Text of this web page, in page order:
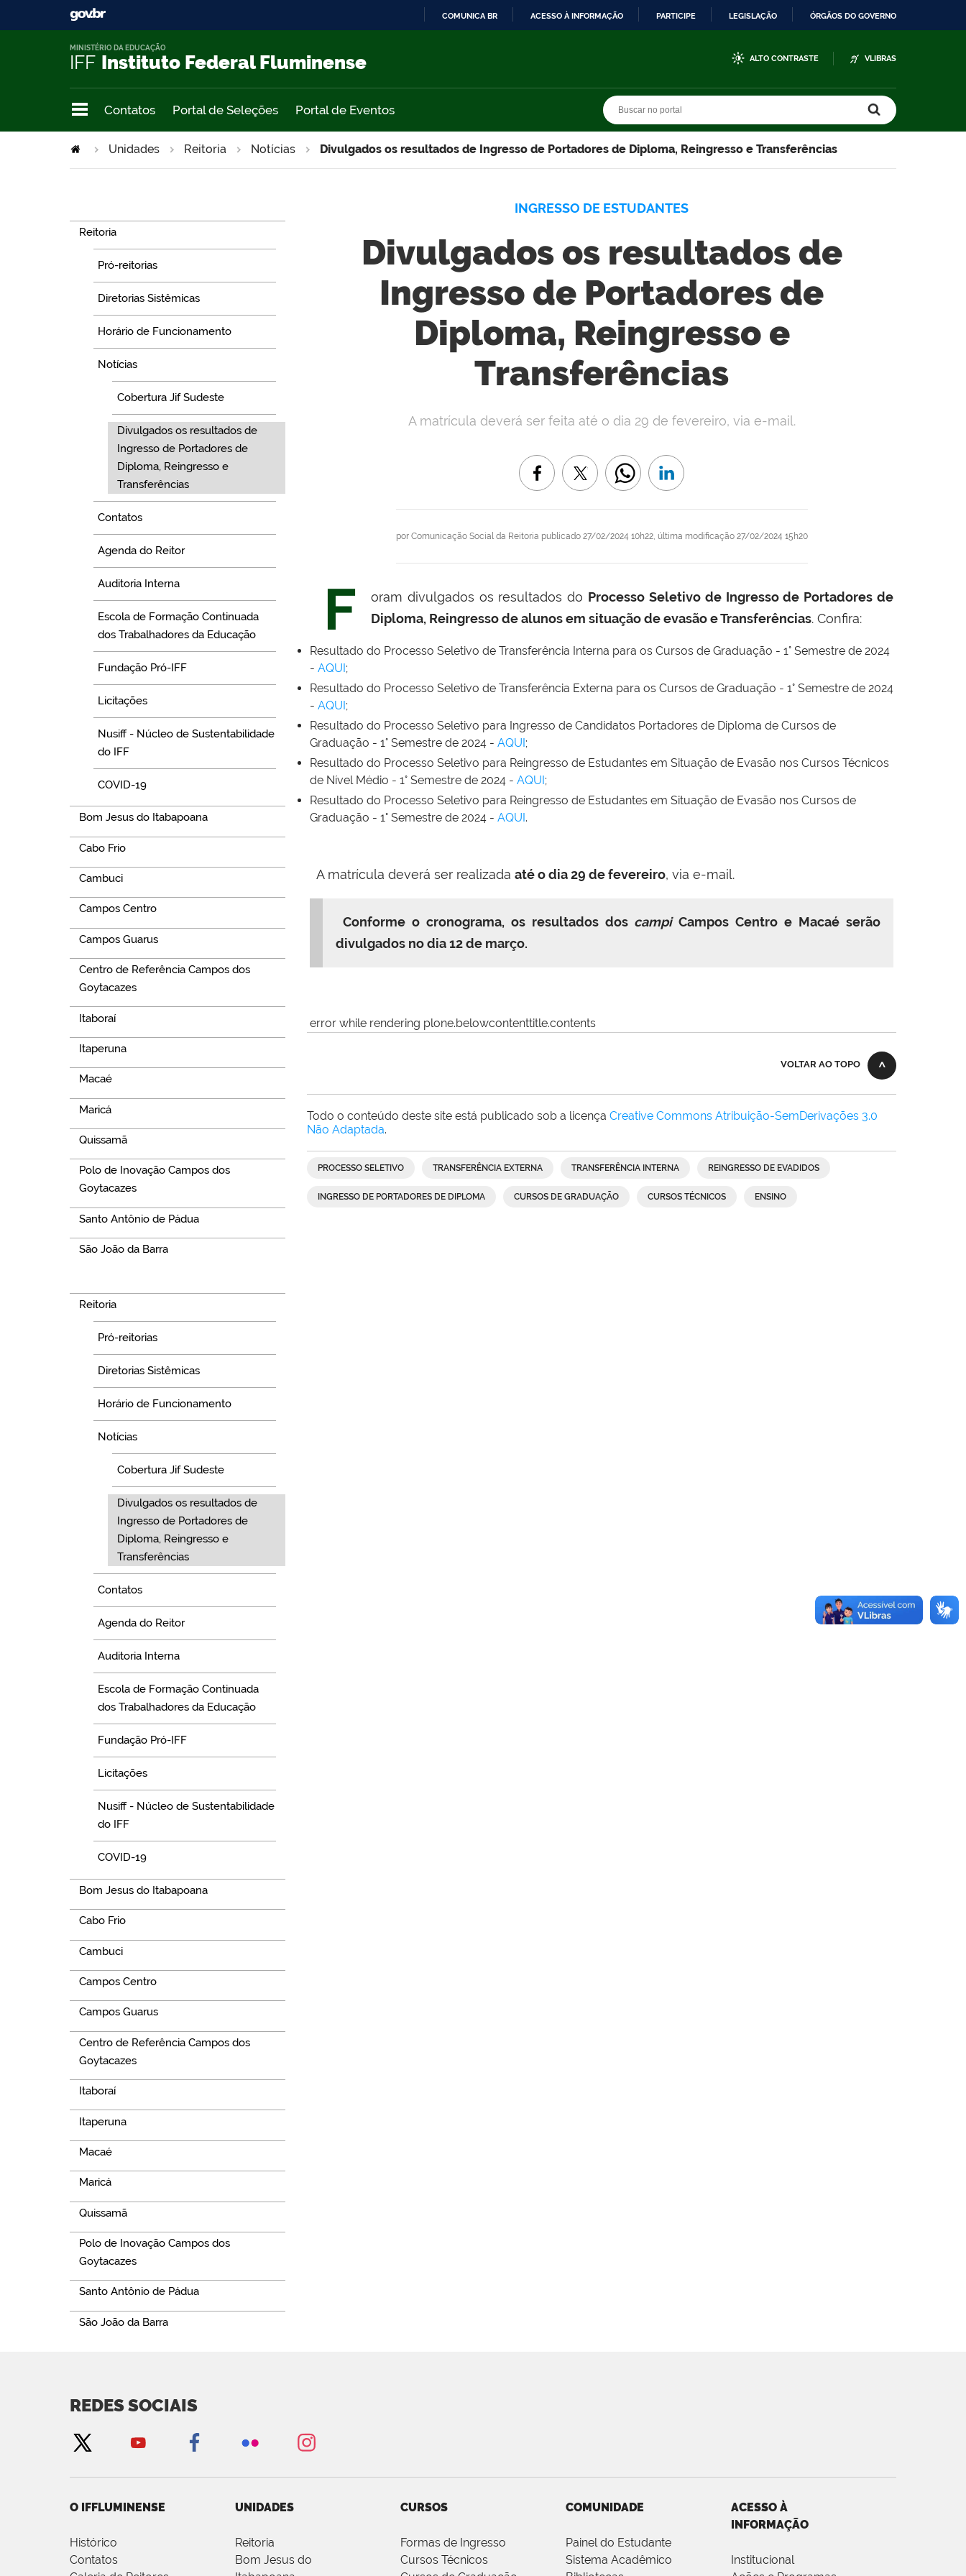
COMUNICA BR ACESSO À INFORMAÇÃO PARTICIPE LEGISLAÇÃO ÓRGÃOS DO GOVERNO
IFF Instituto Federal Fluminense
MINISTÉRIO DA EDUCAÇÃO
ALTO CONTRASTE VLIBRAS
Contatos Portal de Seleções Portal de Eventos
Unidades Reitoria Notícias Divulgados os resultados de Ingresso de Portadores de Diploma, Reingresso e Transferências
Reitoria
Pró-reitorias
Diretorias Sistêmicas
Horário de Funcionamento
Notícias
Cobertura Jif Sudeste
Divulgados os resultados de
Ingresso de Portadores de
Diploma, Reingresso e
Transferências
Contatos
Agenda do Reitor
Auditoria Interna
Escola de Formação Continuada
dos Trabalhadores da Educação
Fundação Pró-IFF
Licitações
Nusiff - Núcleo de Sustentabilidade
do IFF
COVID-19
Bom Jesus do Itabapoana
Cabo Frio
Cambuci
Campos Centro
Campos Guarus
Centro de Referência Campos dos
Goytacazes
Itaboraí
Itaperuna
Macaé
Maricá
Quissamã
Polo de Inovação Campos dos
Goytacazes
Santo Antônio de Pádua
São João da Barra
Reitoria
Pró-reitorias
Diretorias Sistêmicas
Horário de Funcionamento
Notícias
Cobertura Jif Sudeste
Divulgados os resultados de
Ingresso de Portadores de
Diploma, Reingresso e
Transferências
Contatos
Agenda do Reitor
Auditoria Interna
Escola de Formação Continuada
dos Trabalhadores da Educação
Fundação Pró-IFF
Licitações
Nusiff - Núcleo de Sustentabilidade
do IFF
COVID-19
Bom Jesus do Itabapoana
Cabo Frio
Cambuci
Campos Centro
Campos Guarus
Centro de Referência Campos dos
Goytacazes
Itaboraí
Itaperuna
Macaé
Maricá
Quissamã
Polo de Inovação Campos dos
Goytacazes
Santo Antônio de Pádua
São João da Barra
INGRESSO DE ESTUDANTES
Divulgados os resultados de
Ingresso de Portadores de
Diploma, Reingresso e
Transferências
por Comunicação Social da Reitoria publicado27/02/2024 10h22, última modificação27/02/2024 15h20
A matrícula deverá ser feita até o dia 29 de fevereiro, via e-mail.
F oram divulgados os resultados do Processo Seletivo de Ingresso de Portadores de
Diploma, Reingresso de alunos em situação de evasão e Transferências. Confira:
Resultado do Processo Seletivo de Transferência Interna para os Cursos de Graduação - 1° Semestre de 2024
- AQUI ;
Resultado do Processo Seletivo de Transferência Externa para os Cursos de Graduação - 1° Semestre de 2024
- AQUI ;
Resultado do Processo Seletivo para Ingresso de Candidatos Portadores de Diploma de Cursos de
Graduação - 1° Semestre de 2024 - AQUI ;
Resultado do Processo Seletivo para Reingresso de Estudantes em Situação de Evasão nos Cursos Técnicos
de Nível Médio - 1° Semestre de 2024 - AQUI ;
Resultado do Processo Seletivo para Reingresso de Estudantes em Situação de Evasão nos Cursos de
Graduação - 1° Semestre de 2024 - AQUI .
A matrícula deverá ser realizada até o dia 29 de fevereiro, via e-mail.
Conforme o cronograma, os resultados dos campiCampos Centro e Macaé serão
divulgados no dia 12 de março.
error while rendering plone.belowcontenttitle.contents
VOLTAR AO TOPO
Todo o conteúdo deste site está publicado sob a licença Creative Commons Atribuição-SemDerivações 3.0
Não Adaptada.
PROCESSO SELETIVO TRANSFERÊNCIA EXTERNA TRANSFERÊNCIA INTERNA REINGRESSO DE EVADIDOS
INGRESSO DE PORTADORES DE DIPLOMA CURSOS DE GRADUAÇÃO CURSOS TÉCNICOS ENSINO
REDES SOCIAIS
O IFFLUMINENSE
Histórico
Contatos
UNIDADES
Reitoria
Bom Jesus do
CURSOS
Formas de Ingresso
Cursos Técnicos
COMUNIDADE
Painel do Estudante
Sistema Acadêmico
ACESSO À
INFORMAÇÃO
Institucional